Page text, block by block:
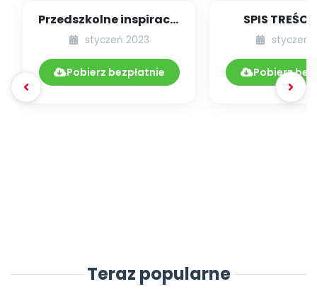
Przedszkolne inspiracje
na luty [zestawienie]
styczeń 2023
Pobierz bezpłatnie
SPIS TREŚCI
1.256/
styczeń
Pobierz
Teraz popularne